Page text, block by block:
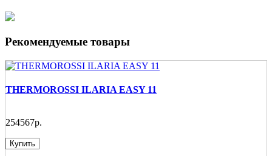
Рекомендуемые товары
THERMOROSSI ILARIA EASY 11
254567р.
Купить